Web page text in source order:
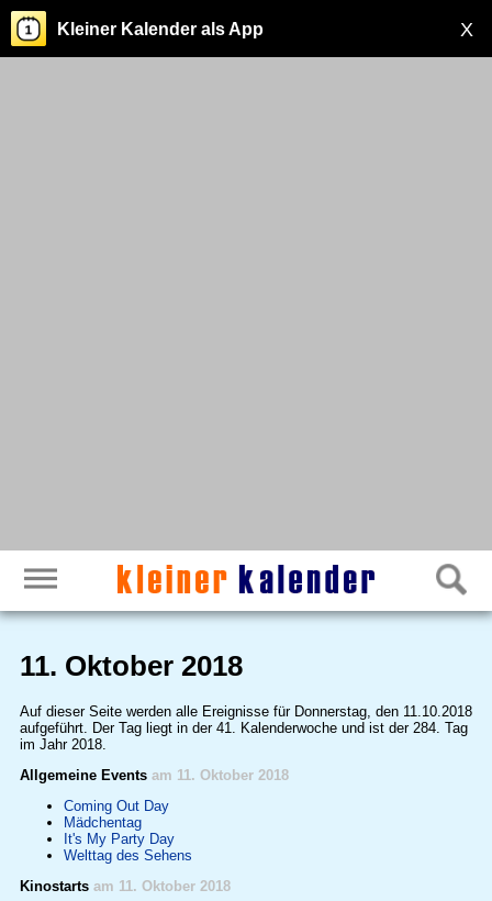
X
Kleiner Kalender als App
11. Oktober 2018
Auf dieser Seite werden alle Ereignisse für Donnerstag, den 11.10.2018
aufgeführt. Der Tag liegt in der 41. Kalenderwoche und ist der 284. Tag
im Jahr 2018.
Allgemeine Events am 11. Oktober 2018
Coming Out Day
Mädchentag
It's My Party Day
Welttag des Sehens
Kinostarts am 11. Oktober 2018